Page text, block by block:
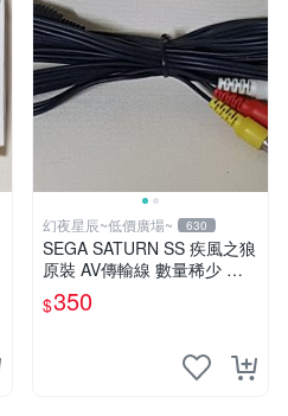
幻夜星辰~低價廣場~ 630
SEGA SATURN SS 疾風之狼
原裝 AV傳輸線 數量稀少 美
品#2
$350